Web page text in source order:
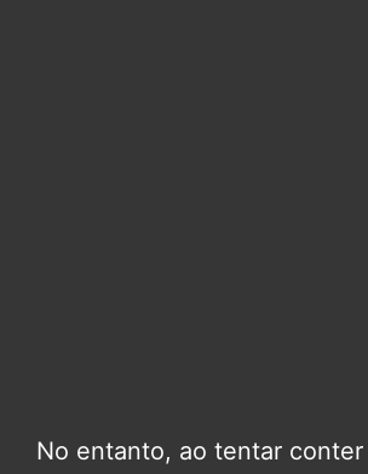
No entanto, ao tentar conter